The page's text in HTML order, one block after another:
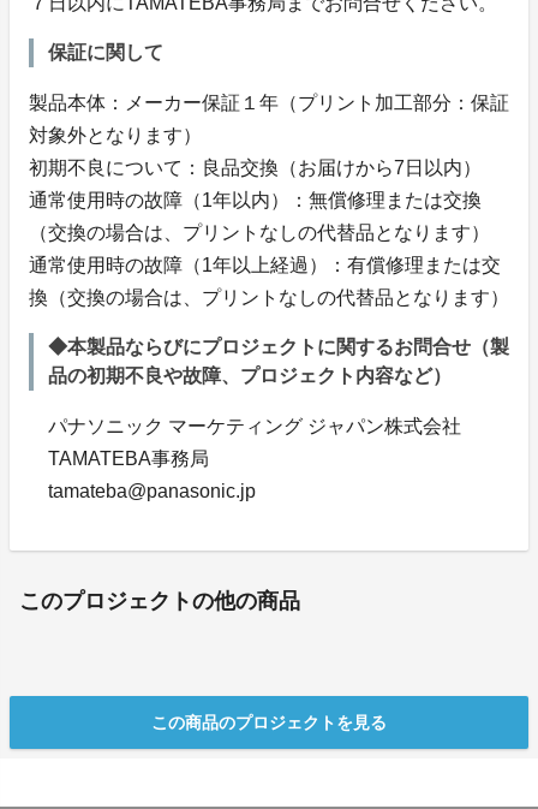
保証に関して
製品本体：メーカー保証１年（プリント加工部分：保証
対象外となります）
初期不良について：良品交換（お届けから7日以内）
通常使用時の故障（1年以内）：無償修理または交換
（交換の場合は、プリントなしの代替品となります）
通常使用時の故障（1年以上経過）：有償修理または交
換（交換の場合は、プリントなしの代替品となります）
◆本製品ならびにプロジェクトに関するお問合せ（製
品の初期不良や故障、プロジェクト内容など）
パナソニック マーケティング ジャパン株式会社
TAMATEBA事務局
tamateba@panasonic.jp
このプロジェクトの他の商品
この商品のプロジェクトを見る